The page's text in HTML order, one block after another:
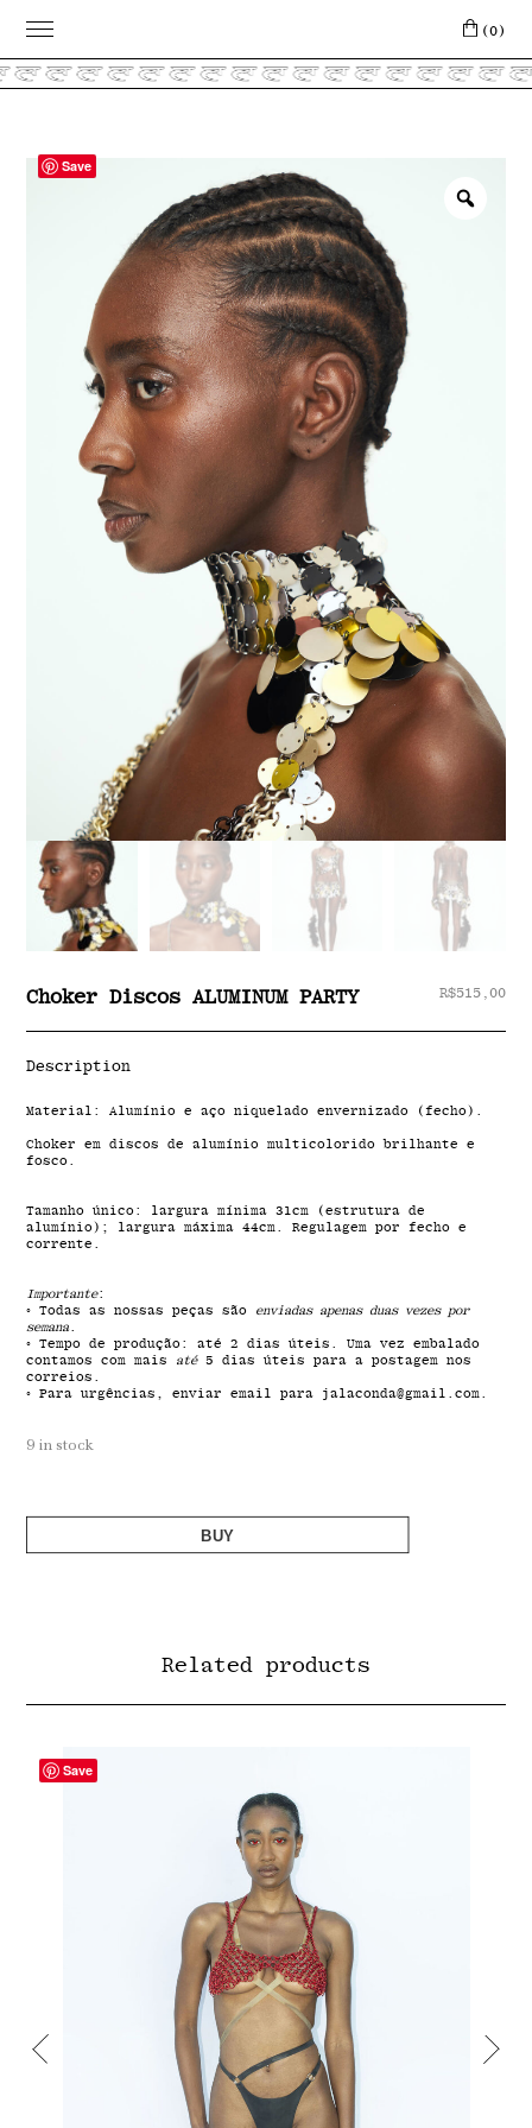
(0)
Save
Choker Discos ALUMINUM PARTY R$515,00
Description
Material: Alumínio e aço niquelado envernizado (fecho).
Choker em discos de alumínio multicolorido brilhante e
fosco.
Tamanho único: largura mínima 31cm (estrutura de
alumínio); largura máxima 44cm. Regulagem por fecho e
corrente.
Importante:
◦ Todas as nossas peças são enviadas apenas duas vezes por
semana .
◦ Tempo de produção: até 2 dias úteis. Uma vez embalado
contamos com mais até5 dias úteis para a postagem nos
correios.
◦ Para urgências, enviar email para jalaconda@gmail.com.
9 in stock
BUY
Related products
Save